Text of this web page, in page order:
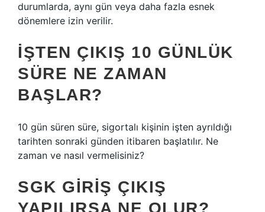
durumlarda, aynı gün veya daha fazla esnek
dönemlere izin verilir.
İŞTEN ÇIKIŞ 10 GÜNLÜK
SÜRE NE ZAMAN
BAŞLAR?
10 gün süren süre, sigortalı kişinin işten ayrıldığı
tarihten sonraki günden itibaren başlatılır. Ne
zaman ve nasıl vermelisiniz?
SGK GIRIŞ ÇIKIŞ
YAPILIRSA NE OLUR?